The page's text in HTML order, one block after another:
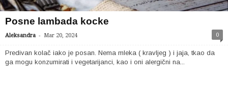
Posne lambada kocke
Aleksandra - Mar 20, 2024 0
Predivan kolač iako je posan. Nema mleka ( kravljeg ) i jaja, tkao da
ga mogu konzumirati i vegetarijanci, kao i oni alergični na...